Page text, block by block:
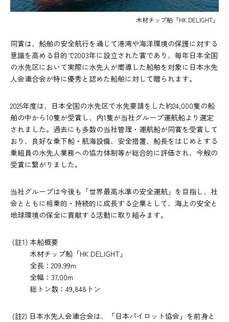
木材チップ船「HK DELIGHT」
同賞は、船舶の安全航行を通じて港湾や海洋環境の保護に対する
意識を高める目的で2003年に設立された賞であり、毎年日本全国
の水先区において実際に水先人が嚮導した船舶を対象に日本水先
人会連合会が特に優秀と認めた船舶に対して贈られます。
2025年度は、日本全国の水先区で水先要請をした約24,000隻の船
舶の中から10隻が受賞し、内1隻が当社グループ運航船より選定
されました。過去にも多数の当社管理・運航船が同賞を受賞して
おり、良好な乗下船・航海設備、安全措置、船長をはじめとする
乗組員の水先人業務への協力体制等が総合的に評価され、今般の
受賞に繋がりました。
当社グループは今後も「世界最高水準の安全運航」を目指し、社
会とともに相乗的・持続的に成長する企業として、海上の安全と
地球環境の保全に貢献する活動に取り組みます。
(註1) 本船概要
木材チップ船「HK DELIGHT」
全長：209.99m
全幅：37.00m
総トン数：49,848トン
(註2) 日本水先人会連合会は、「日本パイロット協会」を前身と